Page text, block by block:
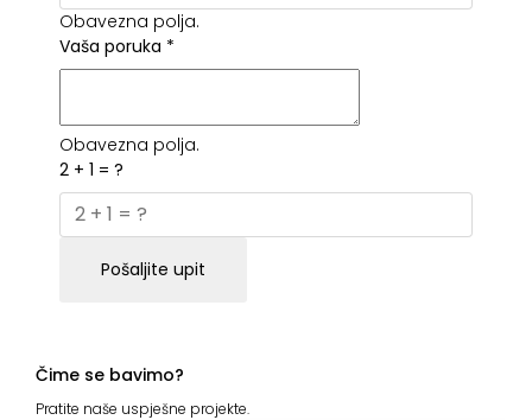
Obavezna polja.
Vaša poruka *
Obavezna polja.
2 + 1 = ?
Pošaljite upit
Čime se bavimo?
Pratite naše uspješne projekte.